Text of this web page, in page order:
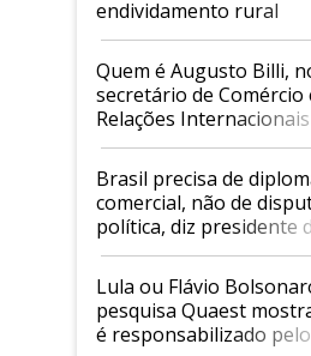
endividamento rural
Quem é Augusto Billi,
secretário de Comércio
Relações Internacionais
Mapa
Brasil precisa de
comercial, não de
política, diz presidente
Faesp
Lula ou Flávio
pesquisa Quaest
é responsabilizado pelo